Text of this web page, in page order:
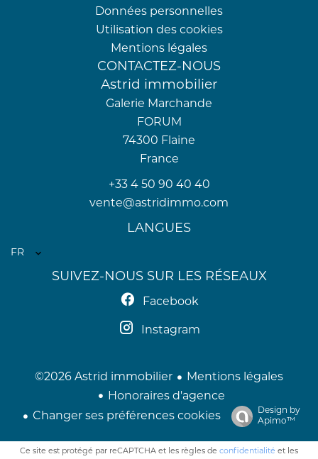
Données personnelles
Utilisation des cookies
Mentions légales
CONTACTEZ-NOUS
Astrid immobilier
Galerie Marchande
FORUM
74300 Flaine
France
+33 4 50 90 40 40
vente@astridimmo.com
LANGUES
FR
SUIVEZ-NOUS SUR LES RÉSEAUX
Facebook
Instagram
©2026 Astrid immobilier
Mentions légales
Honoraires d'agence
Changer ses préférences cookies
Design by
Apimo™
Ce site est protégé par reCAPTCHA et les règles de confidentialité et les